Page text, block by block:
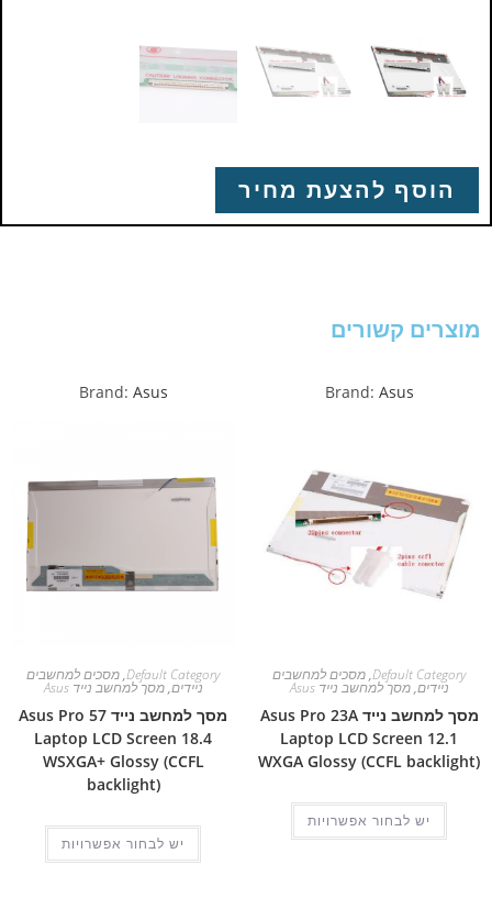
הוסף להצעת מחיר
מוצרים קשורים
Brand: Asus
Default Category
,מסכים למחשבים
ניידים,מסך למחשב נייד Asus
מסך למחשב נייד Asus Pro 23A
Laptop LCD Screen 12.1
WXGA Glossy (CCFL backlight)
יש לבחור אפשרויות
Brand: Asus
Default Category
,מסכים למחשבים
ניידים,מסך למחשב נייד Asus
מסך למחשב נייד Asus Pro 57
Laptop LCD Screen 18.4
WSXGA+ Glossy (CCFL
backlight)
יש לבחור אפשרויות